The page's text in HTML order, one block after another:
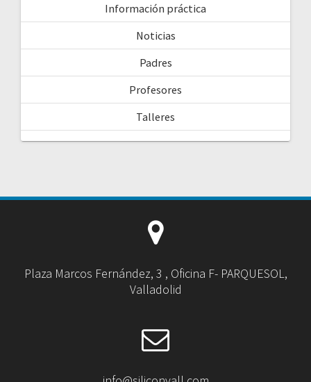
Información práctica
Noticias
Padres
Profesores
Talleres
Plaza Marcos Fernández, 3 , Oficina F- PARQUESOL,
Valladolid